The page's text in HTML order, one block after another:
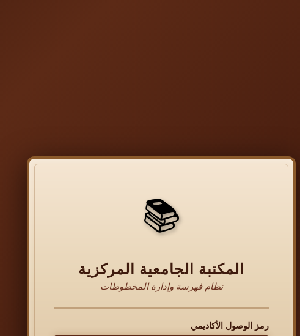
📚
المكتبة الجامعية المركزية
نظام فهرسة وإدارة المخطوطات
رمز الوصول الأكاديمي